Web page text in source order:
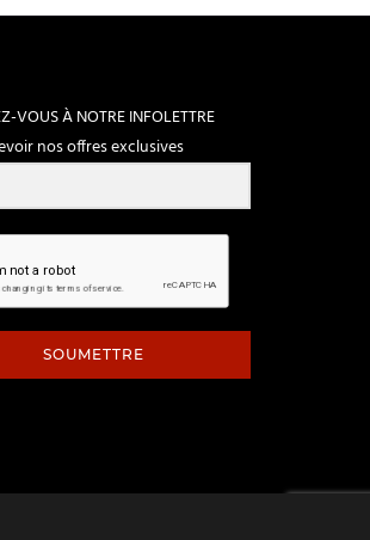
VOUS À NOTRE INFOLETTRE
nos offres exclusives
SOUMETTRE